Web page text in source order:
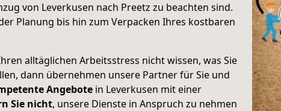
von Leverkusen nach Preetz zu beachten sind.
Planung bis hin zum Verpacken Ihres kostbaren
alltäglichen Arbeitsstress nicht wissen, was Sie
dann übernehmen unsere Partner für Sie und
Angebote in Leverkusen mit einer
Sie nicht, unsere Dienste in Anspruch zu nehmen